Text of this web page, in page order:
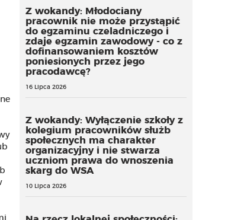
Z wokandy: Młodociany
pracownik nie może przystąpić
do egzaminu czeladniczego i
zdaje egzamin zawodowy - co z
dofinansowaniem kosztów
poniesionych przez jego
pracodawcę?
16 Lipca 2026
Z wokandy: Wyłączenie szkoły z
kolegium pracowników służb
społecznych ma charakter
organizacyjny i nie stwarza
uczniom prawa do wnoszenia
skarg do WSA
10 Lipca 2026